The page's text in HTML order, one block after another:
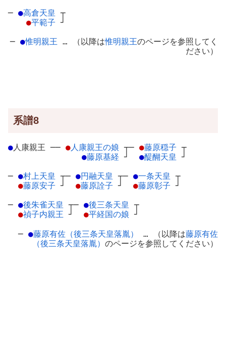
─ ●高倉天皇 ┬
●平範子 ┘
─ ●惟明親王 … （以降は惟明親王のページを参照してく
ださい）
系譜8
●人康親王 ── ●人康親王の娘 ┬
●藤原基経 ┘
─ ●藤原穏子 ┬
●醍醐天皇 ┘
─ ●村上天皇 ┬
●藤原安子 ┘
─ ●円融天皇 ┬
●藤原詮子 ┘
─ ●一条天皇 ┬
●藤原彰子 ┘
─ ●後朱雀天皇 ┬
●禎子内親王 ┘
─ ●後三条天皇 ┬
●平経国の娘 ┘
─ ●藤原有佐（後三条天皇落胤） … （以降は藤原有佐
（後三条天皇落胤） のページを参照してください）